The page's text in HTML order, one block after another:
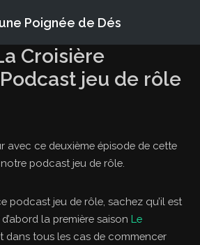
Poignée de Dés
Croisière
Podcast jeu de rôle
avec ce deuxième épisode de cette
podcast jeu de rôle.
podcast jeu de rôle, sachez qu’il est
la première saisonLe
dans tous les cas de commencer